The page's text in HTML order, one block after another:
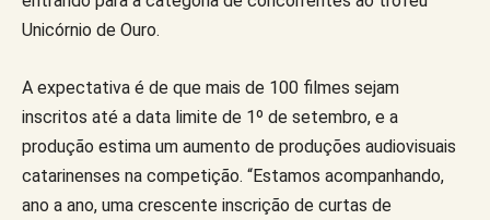
Unicórnio de Ouro.
A expectativa é de que mais de 100 filmes sejam
inscritos até a data limite de 1º de setembro, e a
produção estima um aumento de produções audiovisuais
catarinenses na competição. “Estamos acompanhando,
ano a ano, uma crescente inscrição de curtas de